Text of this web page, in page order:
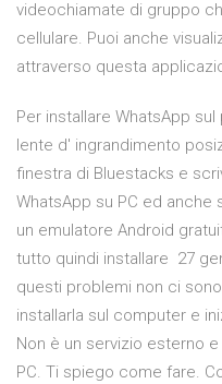
videochiamate di gruppo
cellulare. Puoi anche
attraverso questa
Per installare WhatsApp
lente d' ingrandimento
finestra di Bluestacks e
WhatsApp su PC ed anche
un emulatore Android
tutto quindi installare 27
questi problemi non ci
installarla sul computer e
Non è un servizio esterno
PC. Ti spiego come fare.